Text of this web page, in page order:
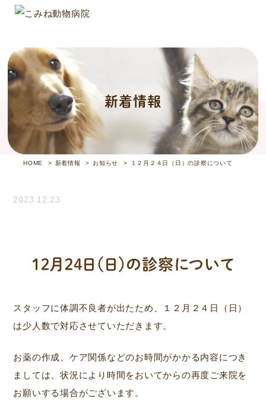
新着情報
HOME 新着情報 お知らせ １２月２４日（日）の診察について
2023.12.23
１２月２４日（日）の診察について
スタッフに体調不良者が出たため、１２月２４日（日）
は少人数で対応させていただきます。
お薬の作成、ケア関係などのお時間がかかる内容につき
ましては、状況により時間をおいてからの再度ご来院を
お願いする場合がございます。